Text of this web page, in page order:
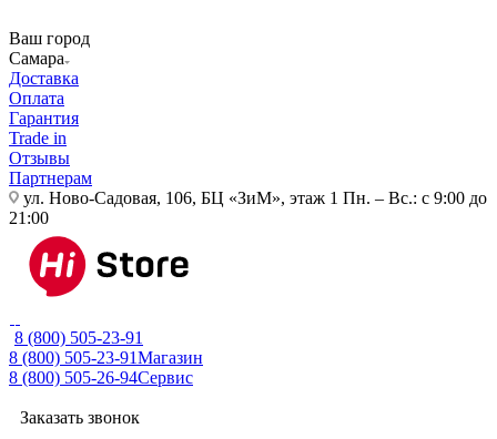
Ваш город
Самара
Доставка
Оплата
Гарантия
Trade in
Отзывы
Партнерам
ул. Ново-Садовая, 106, БЦ «ЗиМ», этаж 1 Пн. – Вс.: с 9:00 до
21:00
8 (800) 505-23-91
8 (800) 505-23-91Магазин
8 (800) 505-26-94Сервис
Заказать звонок